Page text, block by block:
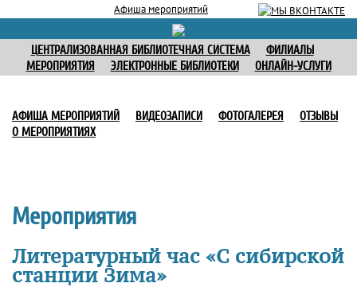
Афиша мероприятий
ЦЕНТРАЛИЗОВАННАЯ БИБЛИОТЕЧНАЯ СИСТЕМА
ФИЛИАЛЫ
МЕРОПРИЯТИЯ
ЭЛЕКТРОННЫЕ БИБЛИОТЕКИ ОНЛАЙН-УСЛУГИ
АФИША МЕРОПРИЯТИЙ ВИДЕОЗАПИСИ ФОТОГАЛЕРЕЯ
ОТЗЫВЫ
О МЕРОПРИЯТИЯХ
Мероприятия
Литературный час «С сибирской
станции Зима»